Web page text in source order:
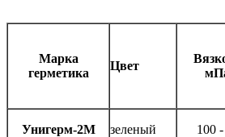
Марка
герметика
Цвет
Унигерм-2М зеленый 100